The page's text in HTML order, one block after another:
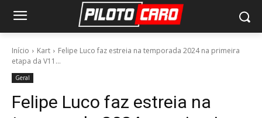
Início Kart
Felipe Luco faz estreia na temporada 2024 na primeira
etapa da V11...
Geral
Felipe Luco faz estreia na